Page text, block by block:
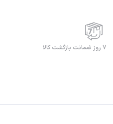
7 روز ضمانت بازگشت کالا